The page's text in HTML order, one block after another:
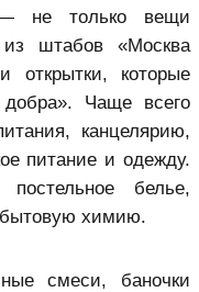
не только вещи
штабов «Москва
открытки, которые
Чаще всего
канцелярию,
питание и одежду.
белье,
бытовую химию.
смеси, баночки